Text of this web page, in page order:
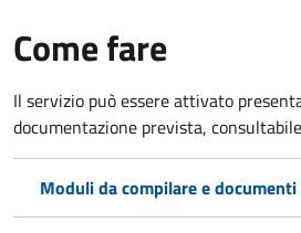
Come fare
Il servizio può essere attivato
documentazione prevista,
Moduli da compilare e